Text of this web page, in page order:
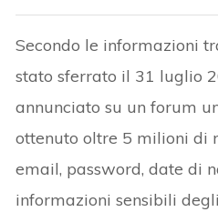
Secondo le informazioni
stato sferrato il 31 luglio
annunciato su un forum
ottenuto oltre 5 milioni di
email, password, date di
informazioni sensibili